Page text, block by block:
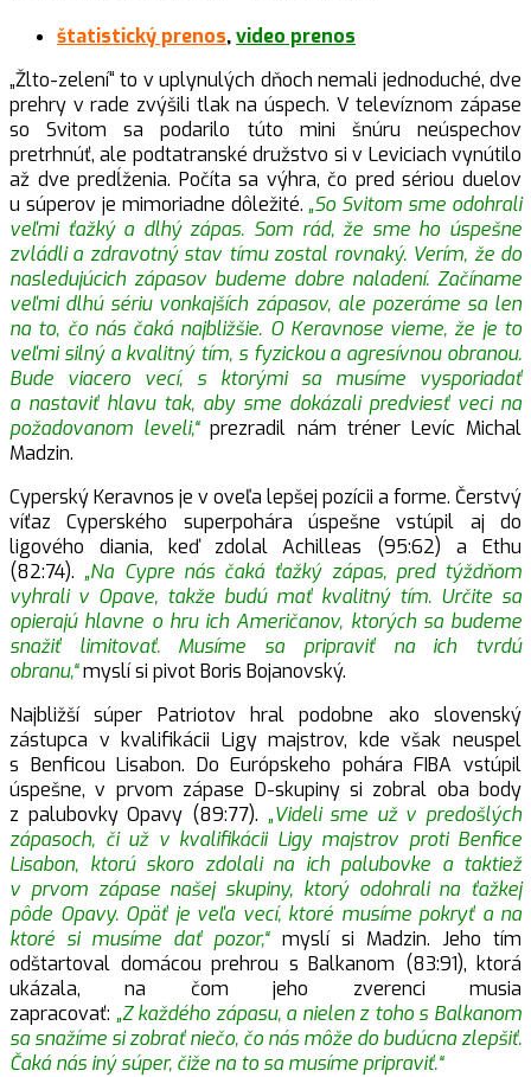
štatistický prenos,video prenos
„Žlto-zelení“ to v uplynulých dňoch nemali jednoduché, dve
prehry v rade zvýšili tlak na úspech. V televíznom zápase
so Svitom sa podarilo túto mini šnúru neúspechov
pretrhnúť, ale podtatranské družstvo si v Leviciach vynútilo
až dve predĺženia. Počíta sa výhra, čo pred sériou duelov
u súperov je mimoriadne dôležité. „So Svitom sme odohrali
veľmi ťažký a dlhý zápas. Som rád, že sme ho úspešne
zvládli a zdravotný stav tímu zostal rovnaký. Verím, že do
nasledujúcich zápasov budeme dobre naladení. Začíname
veľmi dlhú sériu vonkajších zápasov, ale pozeráme sa len
na to, čo nás čaká najbližšie. O Keravnose vieme, že je to
veľmi silný a kvalitný tím, s fyzickou a agresívnou obranou.
Bude viacero vecí, s ktorými sa musíme vysporiadať
a nastaviť hlavu tak, aby sme dokázali predviesť veci na
požadovanom leveli,“prezradil nám tréner Levíc Michal
Madzin.
Cyperský Keravnos je v oveľa lepšej pozícii a forme. Čerstvý
víťaz Cyperského superpohára úspešne vstúpil aj do
ligového diania, keď zdolal Achilleas (95:62) a Ethu
(82:74). „Na Cypre nás čaká ťažký zápas, pred týždňom
vyhrali v Opave, takže budú mať kvalitný tím. Určite sa
opierajú hlavne o hru ich Američanov, ktorých sa budeme
snažiť limitovať. Musíme sa pripraviť na ich tvrdú
obranu,“myslí si pivot Boris Bojanovský.
Najbližší súper Patriotov hral podobne ako slovenský
zástupca v kvalifikácii Ligy majstrov, kde však neuspel
s Benficou Lisabon. Do Európskeho pohára FIBA vstúpil
úspešne, v prvom zápase D-skupiny si zobral oba body
z palubovky Opavy (89:77). „Videli sme už v predošlých
zápasoch, či už v kvalifikácii Ligy majstrov proti Benfice
Lisabon, ktorú skoro zdolali na ich palubovke a taktiež
v prvom zápase našej skupiny, ktorý odohrali na ťažkej
pôde Opavy. Opäť je veľa vecí, ktoré musíme pokryť a na
ktoré si musíme dať pozor,“ myslí si Madzin. Jeho tím
odštartoval domácou prehrou s Balkanom (83:91), ktorá
ukázala, na čom jeho zverenci musia
zapracovať: „Z každého zápasu, a nielen z toho s Balkanom
sa snažíme si zobrať niečo, čo nás môže do budúcna zlepšiť.
Čaká nás iný súper, čiže na to sa musíme pripraviť.“